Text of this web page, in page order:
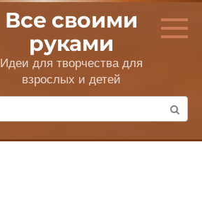
Все своими
руками
Идеи для творчества для
взрослых и детей